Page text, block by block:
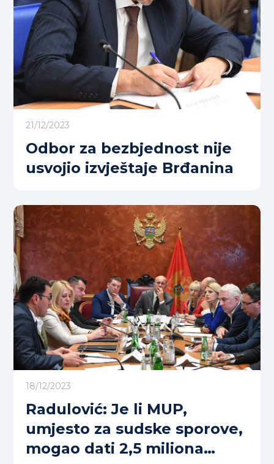
21/12/2023
Odbor za bezbjednost nije
usvojio izvještaje Brđanina
18/12/2023
Radulović: Je li MUP,
umjesto za sudske sporove,
mogao dati 2,5 miliona